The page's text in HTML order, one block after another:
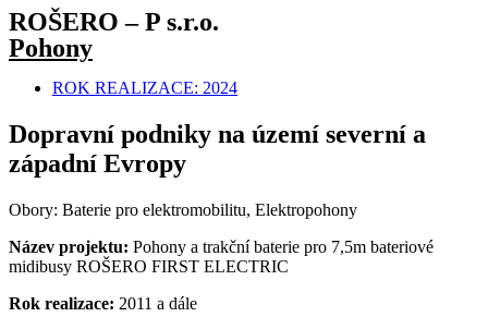
ROŠERO – P s.r.o.
Pohony
ROK REALIZACE: 2024
Dopravní podniky na území severní a
západní Evropy
Obory: Baterie pro elektromobilitu, Elektropohony
Název projektu: Pohony a trakční baterie pro 7,5m bateriové
midibusy ROŠERO FIRST ELECTRIC
Rok realizace: 2011 a dále